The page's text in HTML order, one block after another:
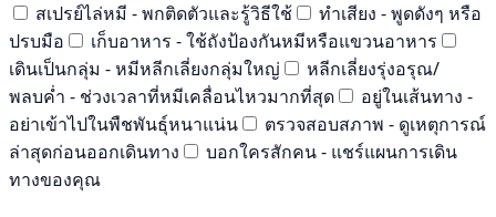
สเปรย์ไล่หมี - พกติดตัวและรู้วิธีใช้
ทำเสียง - พูดดังๆ หรือ
ปรบมือ
เก็บอาหาร - ใช้ถังป้องกันหมีหรือแขวนอาหาร
เดินเป็นกลุ่ม - หมีหลีกเลี่ยงกลุ่มใหญ่
หลีกเลี่ยงรุ่งอรุณ/
พลบค่ำ - ช่วงเวลาที่หมีเคลื่อนไหวมากที่สุด
อยู่ในเส้นทาง -
อย่าเข้าไปในพืชพันธุ์หนาแน่น
ตรวจสอบสภาพ - ดูเหตุการณ์
ล่าสุดก่อนออกเดินทาง
บอกใครสักคน - แชร์แผนการเดิน
ทางของคุณ